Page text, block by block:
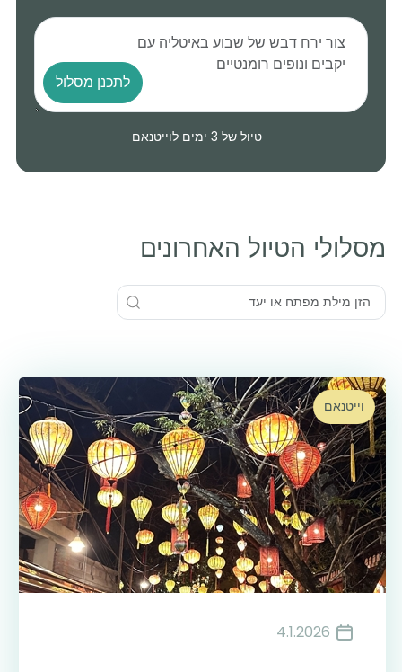
לתכנן מסלול
טיול של 3 ימים לוייטנאם
מסלולי הטיול האחרונים
וייטנאם
4.1.2026